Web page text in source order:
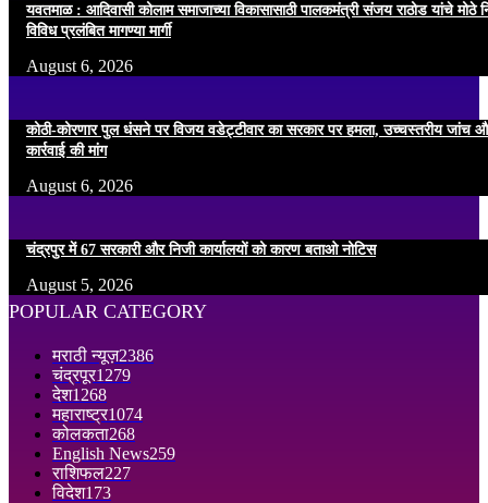
यवतमाळ : आदिवासी कोलाम समाजाच्या विकासासाठी पालकमंत्री संजय राठोड यांचे मोठे
विविध प्रलंबित मागण्या मार्गी
August 6, 2026
कोठी-कोरणार पुल धंसने पर विजय वडेट्टीवार का सरकार पर हमला, उच्चस्तरीय जांच
कार्रवाई की मांग
August 6, 2026
चंद्रपुर में 67 सरकारी और निजी कार्यालयों को कारण बताओ नोटिस
August 5, 2026
POPULAR CATEGORY
मराठी न्यूज़2386
चंद्रपूर1279
देश1268
महाराष्ट्र1074
कोलकता268
English News259
राशिफल227
विदेश173